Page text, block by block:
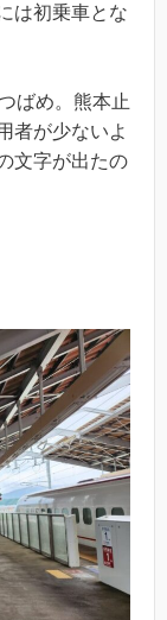
は初乗車とな
ばめ。熊本止
者が少ないよ
文字が出たの